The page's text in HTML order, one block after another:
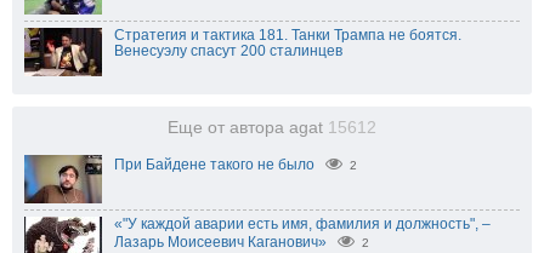
Стратегия и тактика 181. Танки Трампа не боятся.
Beнeсуэлу спасут 200 cтaлинцев
Еще от автора agat 15612
При Байдене такого не было 2
«"У каждой аварии есть имя, фамилия и должность", –
Лазарь Моисеевич Каганович»
2